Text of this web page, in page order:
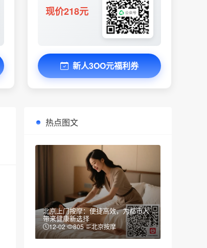
现价218元
新人3OO元福利券
热点图文
北京上门按摩：便捷高效，为都市人
带来健康新选择
12-02 805 北京按摩